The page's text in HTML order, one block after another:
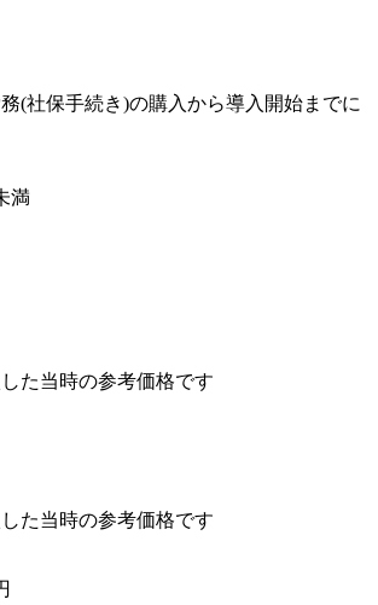
(社保手続き)の購入から導入開始までに
満
た当時の参考価格です
た当時の参考価格です